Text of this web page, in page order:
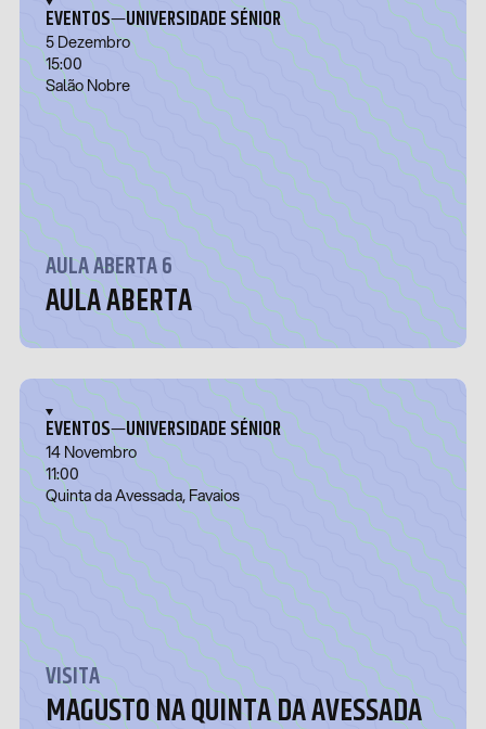
EVENTOS—UNIVERSIDADE SÉNIOR
5 Dezembro
15:00
Salão Nobre
AULA ABERTA 6
AULA ABERTA
EVENTOS—UNIVERSIDADE SÉNIOR
14 Novembro
11:00
Quinta da Avessada, Favaios
VISITA
MAGUSTO NA QUINTA DA AVESSADA